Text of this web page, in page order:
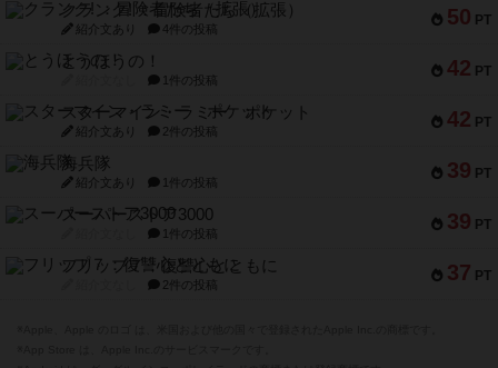
50 PT
クランク! ：冒険者たち（拡張）
紹介文あり 4件の投稿
42 PT
とうほうの！
1件の投稿
42 PT
スターマイン・ラミー ポケット
紹介文あり 2件の投稿
39 PT
海兵隊
紹介文あり 1件の投稿
39 PT
スーパーストア3000
1件の投稿
37 PT
フリップ７：復讐心とともに
2件の投稿